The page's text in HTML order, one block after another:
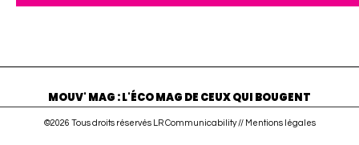
MOUV' MAG : L'ÉCO MAG DE CEUX QUI BOUGENT
©2026 Tous droits réservés LR Communicability // Mentions légales